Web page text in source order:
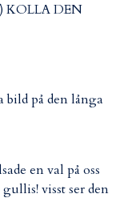
KOLLA DEN
bild på den långa
en val på oss
visst ser den